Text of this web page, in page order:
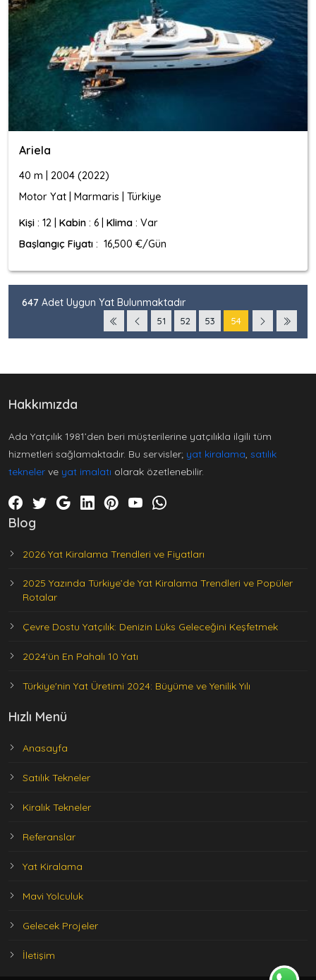
Ariela
40 m | 2004 (2022)
Motor Yat | Marmaris | Türkiye
Kişi : 12 | Kabin : 6 | Klima : Var
Başlangıç Fiyatı : 16,500 €/Gün
647 Adet Uygun Yat Bulunmaktadır
51 52 53 54
Hakkımızda
Ada Yatçılık 1981’den beri müşterilerine yatçılıkla ilgili tüm
hizmetleri sağlamaktadır. Bu servisler; yat kiralama, satılık
tekneler ve yat imalatı olarak özetlenebilir.
Blog
2026 Yat Kiralama Trendleri ve Fiyatları
2025 Yazında Türkiye’de Yat Kiralama Trendleri ve Popüler
Rotalar
Çevre Dostu Yatçılık: Denizin Lüks Geleceğini Keşfetmek
2024'ün En Pahalı 10 Yatı
Türkiye'nin Yat Üretimi 2024: Büyüme ve Yenilik Yılı
Hızlı Menü
Anasayfa
Satılık Tekneler
Kiralık Tekneler
Referanslar
Yat Kiralama
Mavi Yolculuk
Gelecek Projeler
İletişim